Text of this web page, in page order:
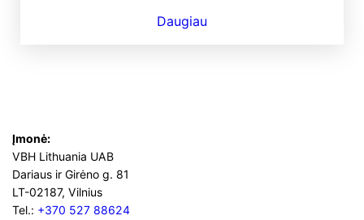
Daugiau
Įmonė:
VBH Lithuania UAB
Dariaus ir Girėno g. 81
LT-02187, Vilnius
Tel.: +370 527 88624